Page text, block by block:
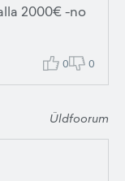
2000€ -no
0 0
Üldfoorum